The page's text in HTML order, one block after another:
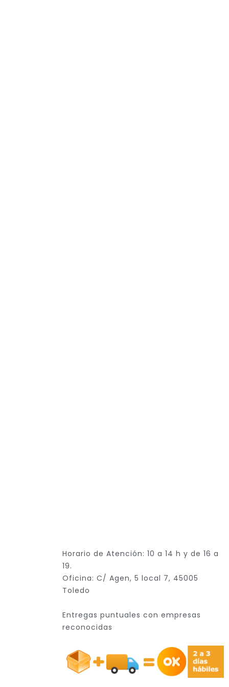
Horario de Atención: 10 a 14 h y de 16 a
19.
Oficina: C/ Agen, 5 local 7, 45005
Toledo
Entregas puntuales con empresas
reconocidas